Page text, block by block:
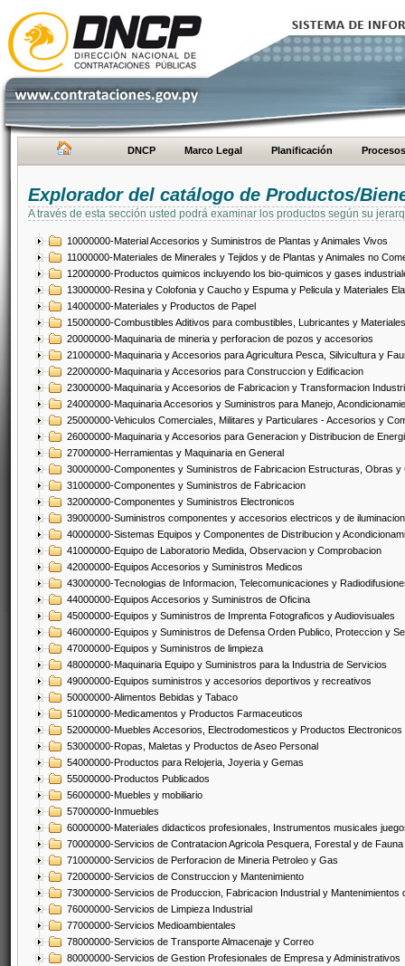
DNCP Marco Legal Planificación Procesos
Explorador del catálogo de Productos/
A través de esta sección usted podrá examinar los productos según su
10000000-Material Accesorios y Suministros de Plantas y Animales Vivos
11000000-Materiales de Minerales y Tejidos y de Plantas y Animales no
12000000-Productos quimicos incluyendo los bio-quimicos y gases
13000000-Resina y Colofonia y Caucho y Espuma y Pelicula y Materiales
14000000-Materiales y Productos de Papel
15000000-Combustibles Aditivos para combustibles, Lubricantes y
20000000-Maquinaria de mineria y perforacion de pozos y accesorios
21000000-Maquinaria y Accesorios para Agricultura Pesca, Silvicultura y
22000000-Maquinaria y Accesorios para Construccion y Edificacion
23000000-Maquinaria y Accesorios de Fabricacion y Transformacion
24000000-Maquinaria Accesorios y Suministros para Manejo,
25000000-Vehiculos Comerciales, Militares y Particulares - Accesorios y
26000000-Maquinaria y Accesorios para Generacion y Distribucion de
27000000-Herramientas y Maquinaria en General
30000000-Componentes y Suministros de Fabricacion Estructuras, Obras
31000000-Componentes y Suministros de Fabricacion
32000000-Componentes y Suministros Electronicos
39000000-Suministros componentes y accesorios electricos y de iluminacion
40000000-Sistemas Equipos y Componentes de Distribucion y
41000000-Equipo de Laboratorio Medida, Observacion y Comprobacion
42000000-Equipos Accesorios y Suministros Medicos
43000000-Tecnologias de Informacion, Telecomunicaciones y
44000000-Equipos Accesorios y Suministros de Oficina
45000000-Equipos y Suministros de Imprenta Fotograficos y Audiovisuales
46000000-Equipos y Suministros de Defensa Orden Publico, Proteccion y
47000000-Equipos y Suministros de limpieza
48000000-Maquinaria Equipo y Suministros para la Industria de Servicios
49000000-Equipos suministros y accesorios deportivos y recreativos
50000000-Alimentos Bebidas y Tabaco
51000000-Medicamentos y Productos Farmaceuticos
52000000-Muebles Accesorios, Electrodomesticos y Productos Electronicos
53000000-Ropas, Maletas y Productos de Aseo Personal
54000000-Productos para Relojeria, Joyeria y Gemas
55000000-Productos Publicados
56000000-Muebles y mobiliario
57000000-Inmuebles
60000000-Materiales didacticos profesionales, Instrumentos musicales
70000000-Servicios de Contratacion Agricola Pesquera, Forestal y de Fauna
71000000-Servicios de Perforacion de Mineria Petroleo y Gas
72000000-Servicios de Construccion y Mantenimiento
73000000-Servicios de Produccion, Fabricacion Industrial y Mantenimientos
76000000-Servicios de Limpieza Industrial
77000000-Servicios Medioambientales
78000000-Servicios de Transporte Almacenaje y Correo
80000000-Servicios de Gestion Profesionales de Empresa y Administrativos